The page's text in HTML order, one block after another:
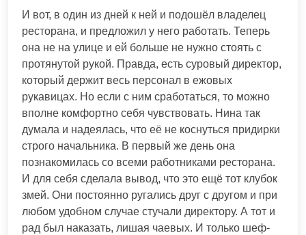
И вот, в один из дней к ней и подошёл владелец
ресторана, и предложил у него работать. Теперь
она не на улице и ей больше не нужно стоять с
протянутой рукой. Правда, есть суровый директор,
который держит весь персонал в ежовых
рукавицах. Но если с ним сработаться, то можно
вполне комфортно себя чувствовать. Нина так
думала и надеялась, что её не коснуться придирки
строго начальника. В первый же день она
познакомилась со всеми работниками ресторана.
И для себя сделала вывод, что это ещё тот клубок
змей. Они постоянно ругались друг с другом и при
любом удобном случае стучали директору. А тот и
рад был наказать, лишая чаевых. И только шеф-